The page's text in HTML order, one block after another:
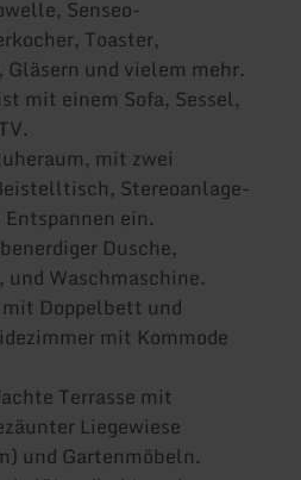
Senseo-
Toaster,
Gläsern und vielem mehr.
mit einem Sofa, Sessel,
mit zwei
Stereoanlage-
ein.
Dusche,
Waschmaschine.
Doppelbett und
mit Kommode
Terrasse mit
Liegewiese
und Gartenmöbeln.